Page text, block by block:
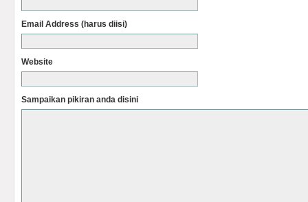
Email Address (harus diisi)
Website
Sampaikan pikiran anda disini